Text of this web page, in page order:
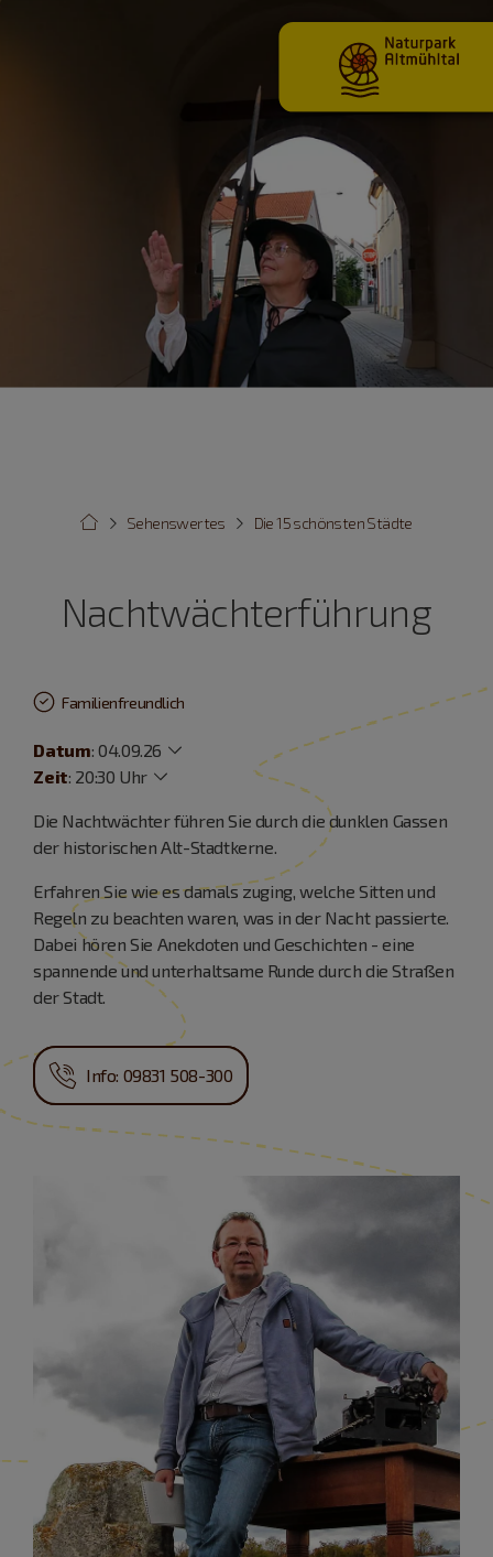
Die 15 schönsten Städte
Sehenswertes
Nachtwächterführung
Familienfreundlich
Datum:04.09.26
Zeit: 20:30 Uhr
Die Nachtwächter führen Sie durch die dunklen Gassen
der historischen Alt-Stadtkerne.
Erfahren Sie wie es damals zuging, welche Sitten und
Regeln zu beachten waren, was in der Nacht passierte.
Dabei hören Sie Anekdoten und Geschichten - eine
spannende und unterhaltsame Runde durch die Straßen
der Stadt.
Info: 09831 508-300